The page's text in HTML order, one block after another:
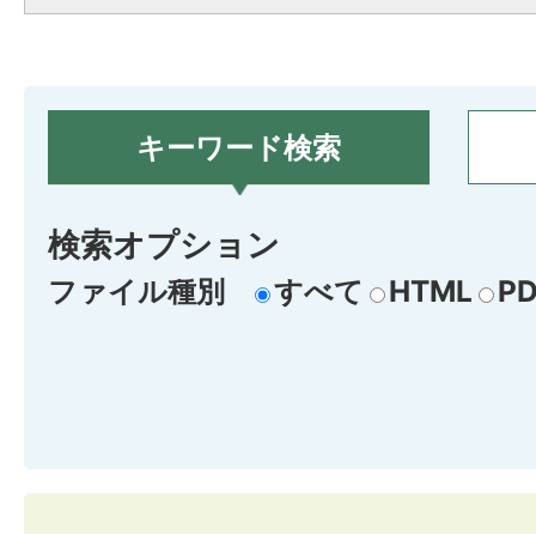
キーワード検索
検索オプション
ファイル種別 すべて HTML